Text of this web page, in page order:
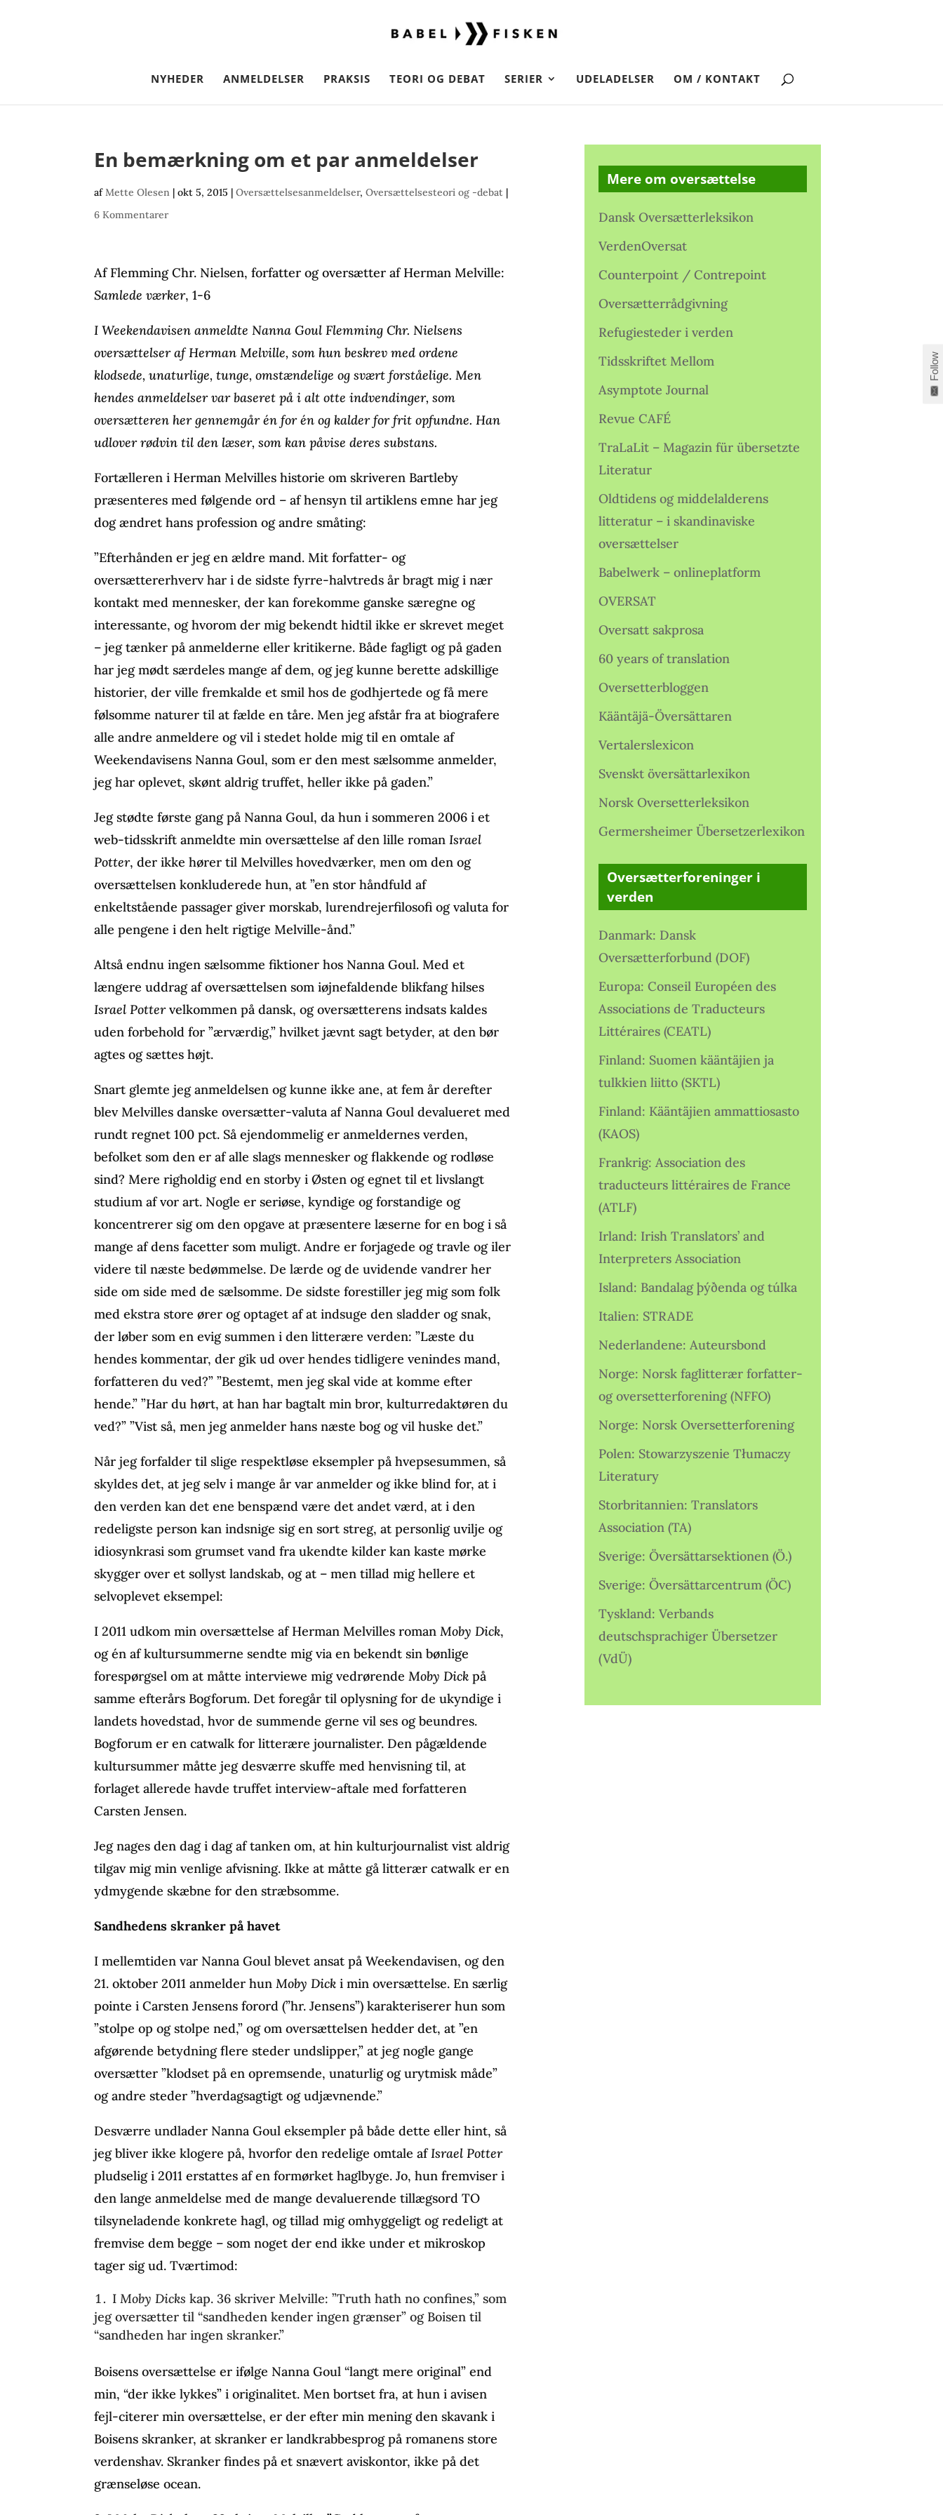
NYHEDER ANMELDELSER PRAKSIS TEORI OG DEBAT SERIER UDELADELSER OM / KONTAKT
En bemærkning om et par anmeldelser
afMette Olesen |okt 5, 2015 |Oversættelsesanmeldelser,Oversættelsesteori og -debat |
6 Kommentarer
Af Flemming Chr. Nielsen, forfatter og oversætter af Herman Melville:
Samlede værker, 1-6
I Weekendavisen anmeldte Nanna Goul Flemming Chr. Nielsens
oversættelser af Herman Melville, som hun beskrev med ordene
klodsede, unaturlige, tunge, omstændelige og svært forståelige. Men
hendes anmeldelser var baseret på i alt otte indvendinger, som
oversætteren her gennemgår én for én og kalder for frit opfundne. Han
udlover rødvin til den læser, som kan påvise deres substans.
Fortælleren i Herman Melvilles historie om skriveren Bartleby
præsenteres med følgende ord – af hensyn til artiklens emne har jeg
dog ændret hans profession og andre småting:
”Efterhånden er jeg en ældre mand. Mit forfatter- og
oversættererhverv har i de sidste fyrre-halvtreds år bragt mig i nær
kontakt med mennesker, der kan fore­komme ganske særegne og
interessante, og hvorom der mig bekendt hidtil ikke er skrevet meget
– jeg tænker på anmelderne eller kritikerne. Både fag­ligt og på gaden
har jeg mødt særdeles mange af dem, og jeg kunne berette adskillige
historier, der vil­le fremkalde et smil hos de godhjer­tede og få mere
følsomme naturer til at fælde en tåre. Men jeg afstår fra at biografere
alle andre anmeldere og vil i stedet hol­de mig til en omtale af
Weekendavisens Nanna Goul, som er den mest sælsomme anmelder,
jeg har oplevet, skønt aldrig truffet, heller ikke på gaden.”
Jeg stødte første gang på Nanna Goul, da hun i sommeren 2006 i et
web-tidsskrift anmeldte min oversættelse af den lille romanIsrael
Potter, der ikke hører til Melvilles hovedværker, men om den og
oversættelsen konkluderede hun, at ”en stor håndfuld af
enkeltstående passager giver morskab, lurendrejerfilosofi og valuta for
alle pengene i den helt rigtige Melville-ånd.”
Altså endnu ingen sælsomme fiktioner hos Nanna Goul. Med et
længere uddrag af oversættelsen som iøjnefaldende blikfang hilses
Israel Pottervelkommen på dansk, og oversætterens indsats kaldes
uden forbehold for ”ærværdig,” hvilket jævnt sagt betyder, at den bør
agtes og sættes højt.
Snart glemte jeg anmeldelsen og kunne ikke ane, at fem år derefter
blev Melvilles danske oversætter-valuta af Nanna Goul devalueret med
rundt regnet 100 pct. Så ejendommelig er anmeldernes verden,
befolket som den er af alle slags mennesker og flakkende og rodløse
sind? Mere righoldig end en storby i Østen og egnet til et livslangt
studium af vor art. Nogle er seriøse, kyndige og forstandige og
koncentrerer sig om den opgave at præsentere læserne for en bog i så
mange af dens facetter som muligt. Andre er forjagede og travle og iler
videre til næste bedømmelse. De lærde og de uvidende vandrer her
side om side med de sælsomme. De sidste forestiller jeg mig som folk
med ekstra store ører og optaget af at indsuge den sladder og snak,
der løber som en evig summen i den litterære verden: ”Læste du
hendes kommentar, der gik ud over hendes tidligere venindes mand,
forfatteren du ved?” ”Bestemt, men jeg skal vide at komme efter
hende.” ”Har du hørt, at han har bagtalt min bror, kulturredaktøren du
ved?” ”Vist så, men jeg anmelder hans næste bog og vil huske det.”
Når jeg forfalder til slige respektløse eksempler på hvepsesummen, så
skyldes det, at jeg selv i mange år var anmelder og ikke blind for, at i
den verden kan det ene benspænd være det andet værd, at i den
redeligste person kan indsnige sig en sort streg, at personlig uvilje og
idiosynkrasi som grumset vand fra ukendte kilder kan kaste mørke
skygger over et sollyst landskab, og at – men tillad mig hellere et
selvoplevet eksempel:
I 2011 udkom min oversættelse af Herman Melvilles romanMoby Dick,
og én af kultursummerne sendte mig via en bekendt sin bønlige
forespørgsel om at måtte interviewe mig vedrørendeMoby Dick på
samme efterårs Bogforum. Det foregår til oplysning for de ukyndige i
landets hovedstad, hvor de summende gerne vil ses og beundres.
Bogforum er en catwalk for litterære journalister. Den pågældende
kultursummer måtte jeg desværre skuffe med henvisning til, at
forlaget allerede havde truffet interview-aftale med forfatteren
Carsten Jensen.
Jeg nages den dag i dag af tanken om, at hin kulturjournalist vist aldrig
tilgav mig min venlige afvisning. Ikke at måtte gå litterær catwalk er en
ydmygende skæbne for den stræbsomme.
Sandhedens skranker på havet
I mellemtiden var Nanna Goul blevet ansat på Weekendavisen, og den
21. oktober 2011 anmelder hunMoby Dick i min oversættelse. En særlig
pointe i Carsten Jensens forord (”hr. Jensens”) karakteriserer hun som
”stolpe op og stolpe ned,” og om oversættelsen hedder det, at ”en
afgørende betydning flere steder undslipper,” at jeg nogle gange
oversætter ”klodset på en opremsende, unaturlig og urytmisk måde”
og andre steder ”hverdagsagtigt og udjævnende.”
Desværre undlader Nanna Goul eksempler på både dette eller hint, så
jeg bliver ikke klogere på, hvorfor den redelige omtale afIsrael Potter
pludselig i 2011 erstattes af en formørket haglbyge. Jo, hun fremviser i
den lange anmeldelse med de mange devaluerende tillægsord TO
tilsyneladende konkrete hagl, og tillad mig omhyggeligt og redeligt at
fremvise dem begge – som noget der end ikke under et mikroskop
tager sig ud. Tværtimod:
IMoby Dicks kap. 36 skriver Melville: ”Truth hath no confines,” som
jeg oversætter til “sandheden kender ingen grænser” og Boisen til
“sandheden har ingen skranker.”
Boisens oversættelse er ifølge Nanna Goul “langt mere original” end
min, “der ikke lykkes” i originalitet. Men bortset fra, at hun i avisen
fejl-citerer min oversættelse, er der efter min mening den skavank i
Boisens skranker, at skranker er landkrabbesprog på romanens store
verdenshav. Skranker findes på et snævert aviskontor, ikke på det
grænseløse ocean.
Mere om oversættelse
Dansk Oversætterleksikon
VerdenOversat
Counterpoint / Contrepoint
Oversætterrådgivning
Refugiesteder i verden
Tidsskriftet Mellom
Asymptote Journal
Revue CAFÉ
TraLaLit – Magazin für übersetzte
Literatur
Oldtidens og middelalderens
litteratur – i skandinaviske
oversættelser
Babelwerk – onlineplatform
OVERSAT
Oversatt sakprosa
60 years of translation
Oversetterbloggen
Kääntäjä-Översättaren
Vertalerslexicon
Svenskt översättarlexikon
Norsk Oversetterleksikon
Germersheimer Übersetzerlexikon
Oversætterforeninger i
verden
Danmark: Dansk
Oversætterforbund (DOF)
Europa: Conseil Européen des
Associations de Traducteurs
Littéraires (CEATL)
Finland: Suomen kääntäjien ja
tulkkien liitto (SKTL)
Finland: Kääntäjien ammattiosasto
(KAOS)
Frankrig: Association des
traducteurs littéraires de France
(ATLF)
Irland: Irish Translators’ and
Interpreters Association
Island: Bandalag þýðenda og túlka
Italien: STRADE
Nederlandene: Auteursbond
Norge: Norsk faglitterær forfatter-
og oversetterforening (NFFO)
Norge: Norsk Oversetterforening
Polen: Stowarzyszenie Tłumaczy
Literatury
Storbritannien: Translators
Association (TA)
Sverige: Översättarsektionen (Ö.)
Sverige: Översättarcentrum (ÖC)
Tyskland: Verbands
deutschsprachiger Übersetzer
(VdÜ)
Follow